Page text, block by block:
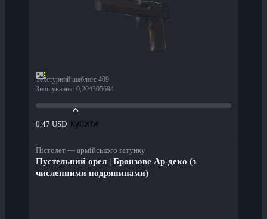
Текстурний шаблон: 409
Зношування: 0,204305694
0,47 USD Купити
Пістолет — армійського ґатунку
Пустельний орел | Бронзове Ар-деко (з
численними подряпинами)